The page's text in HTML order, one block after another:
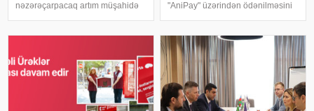
nəzərəçarpacaq artım müşahidə
bəzilərində isə qiymə
"AniPay" üzərindən ödənilməsini
Fondunun Hüquq
departamentinin direktoru Azər
Əmirov Milli Mətbua